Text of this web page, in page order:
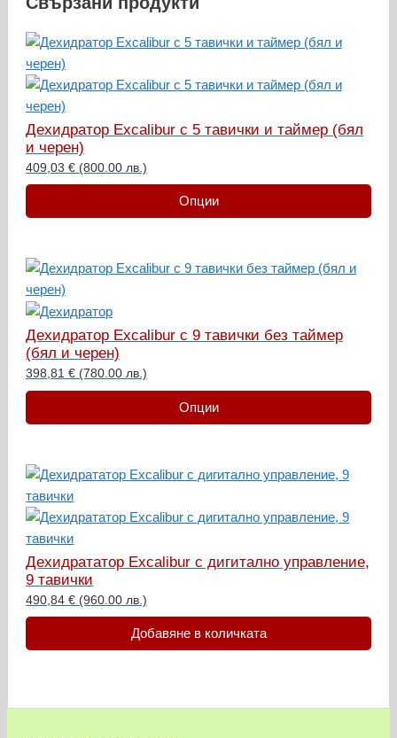
Дехидратор Excalibur с 5 тавички и таймер (бял
и черен)
409,03 € (800.00 лв.)
Опции
This
product
has
multiple
variants.
The
options
on
the
product
page
Дехидратор Excalibur с 9 тавички без таймер
(бял и черен)
398,81 € (780.00 лв.)
Опции
This
product
has
multiple
variants.
The
options
may
be
the
Дехидрататор Excalibur с дигитално управление,
9 тавички
490,84 € (960.00 лв.)
Добавяне в количката